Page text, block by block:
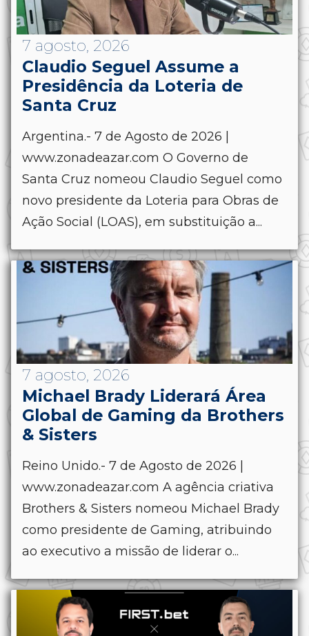
7 agosto, 2026
Claudio Seguel Assume a
Presidência da Loteria de
Santa Cruz
Argentina.- 7 de Agosto de 2026 |
www.zonadeazar.com O Governo de
Santa Cruz nomeou Claudio Seguel como
novo presidente da Loteria para Obras de
Ação Social (LOAS), em substituição a...
7 agosto, 2026
Michael Brady Liderará Área
Global de Gaming da Brothers
& Sisters
Reino Unido.- 7 de Agosto de 2026 |
www.zonadeazar.com A agência criativa
Brothers & Sisters nomeou Michael Brady
como presidente de Gaming, atribuindo
ao executivo a missão de liderar o...